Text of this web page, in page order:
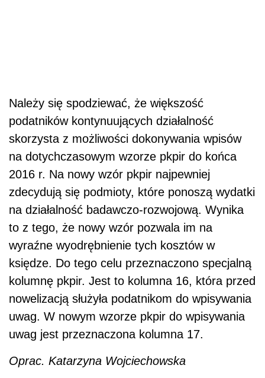
Należy się spodziewać, że większość
podatników kontynuujących działalność
skorzysta z możliwości dokonywania wpisów
na dotychczasowym wzorze pkpir do końca
2016 r. Na nowy wzór pkpir najpewniej
zdecydują się podmioty, które ponoszą wydatki
na działalność badawczo-rozwojową. Wynika
to z tego, że nowy wzór pozwala im na
wyraźne wyodrębnienie tych kosztów w
księdze. Do tego celu przeznaczono specjalną
kolumnę pkpir. Jest to kolumna 16, która przed
nowelizacją służyła podatnikom do wpisywania
uwag. W nowym wzorze pkpir do wpisywania
uwag jest przeznaczona kolumna 17.
Oprac. Katarzyna Wojciechowska